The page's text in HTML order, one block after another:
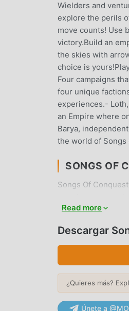
Wielders and
explore the perils
move counts! Use
victory.Build an
the skies with
choice is
Four campaigns
four unique
experiences.-
an Empire where
Barya,
the world of Songs
SONGS OF
Songs Of
gratuitos mod apk
tarea mecánica
moddroid promete
seguro,
Read more
Descargar
¿Quieres más?
Únete a